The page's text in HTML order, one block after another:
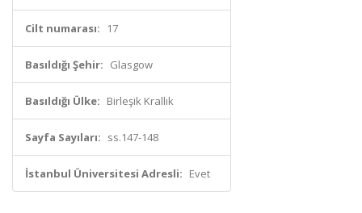
Cilt numarası: 17
Basıldığı Şehir: Glasgow
Basıldığı Ülke: Birleşik Krallık
Sayfa Sayıları: ss.147-148
İstanbul Üniversitesi Adresli: Evet